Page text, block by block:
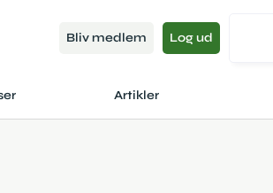
Bliv medlem Log ud
Artikler